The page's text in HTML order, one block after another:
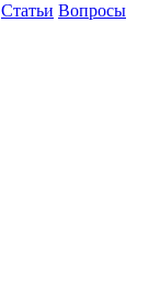
Статьи Вопросы